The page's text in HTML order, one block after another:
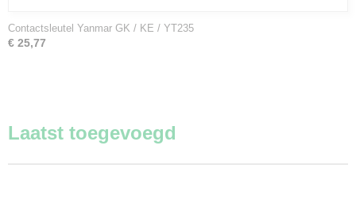
Contactsleutel Yanmar GK / KE / YT235
€ 25,77
Laatst toegevoegd